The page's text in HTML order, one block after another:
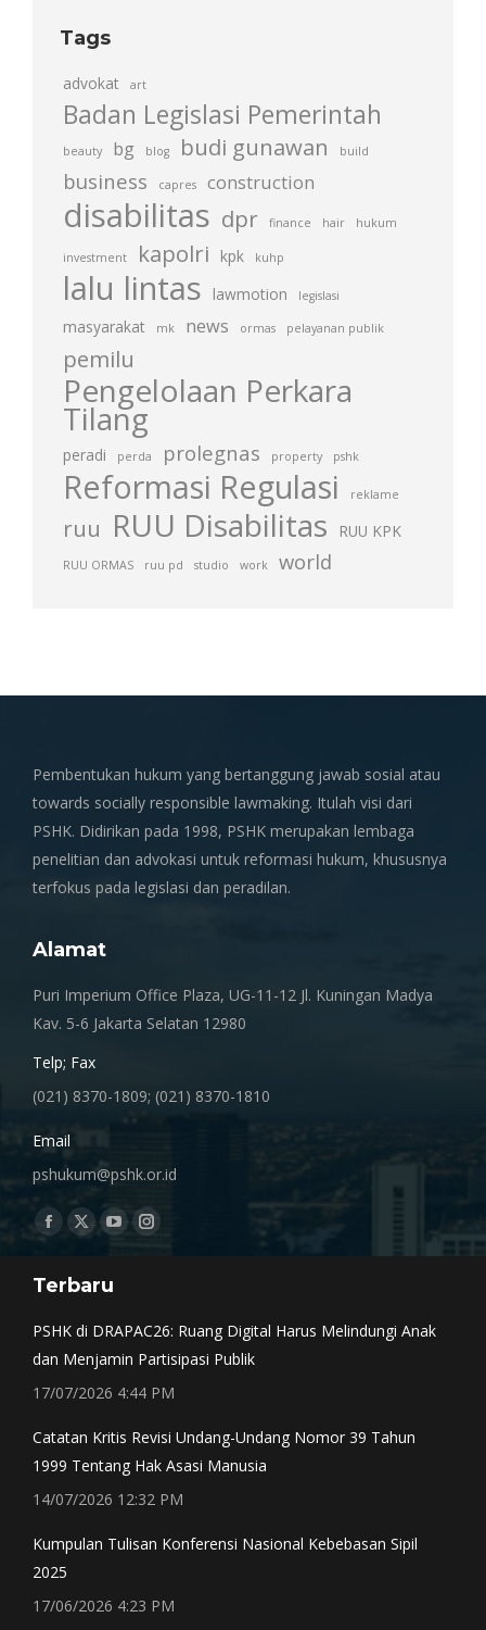
Tags
advokat art
Badan Legislasi Pemerintah
beauty bg blog budi gunawan build
business capres construction
disabilitas dpr finance hair hukum
investment kapolri kpk kuhp
lalu lintas lawmotion legislasi
masyarakat mk news ormas pelayanan publik
pemilu
Pengelolaan Perkara
Tilang
peradi perda prolegnas property pshk
Reformasi Regulasi reklame
ruu RUU Disabilitas RUU KPK
RUU ORMAS ruu pd studio work world
Pembentukan hukum yang bertanggung jawab sosial atau
towards socially responsible lawmaking. Itulah visi dari
PSHK. Didirikan pada 1998, PSHK merupakan lembaga
penelitian dan advokasi untuk reformasi hukum, khususnya
terfokus pada legislasi dan peradilan.
Alamat
Puri Imperium Office Plaza, UG-11-12 Jl. Kuningan Madya
Kav. 5-6 Jakarta Selatan 12980
Telp; Fax
(021) 8370-1809; (021) 8370-1810
Email
pshukum@pshk.or.id
Find us on:
Facebook
opens
window
X
opens
window
YouTube
opens
Instagram
window
Terbaru
PSHK di DRAPAC26: Ruang Digital Harus Melindungi Anak
dan Menjamin Partisipasi Publik
17/07/2026 4:44 PM
Catatan Kritis Revisi Undang-Undang Nomor 39 Tahun
1999 Tentang Hak Asasi Manusia
14/07/2026 12:32 PM
Kumpulan Tulisan Konferensi Nasional Kebebasan Sipil
2025
17/06/2026 4:23 PM